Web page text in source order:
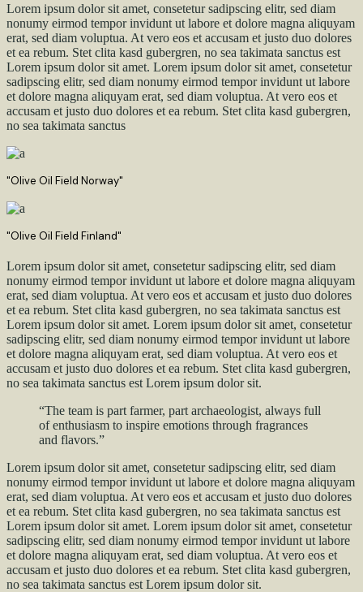
Lorem ipsum dolor sit amet, consetetur sadipscing elitr, sed diam
nonumy eirmod tempor invidunt ut labore et dolore magna aliquyam
erat, sed diam voluptua. At vero eos et accusam et justo duo dolores
et ea rebum. Stet clita kasd gubergren, no sea takimata sanctus est
Lorem ipsum dolor sit amet. Lorem ipsum dolor sit amet, consetetur
sadipscing elitr, sed diam nonumy eirmod tempor invidunt ut labore
et dolore magna aliquyam erat, sed diam voluptua. At vero eos et
accusam et justo duo dolores et ea rebum. Stet clita kasd gubergren,
no sea takimata sanctus
"Olive Oil Field Norway"
"Olive Oil Field Finland"
Lorem ipsum dolor sit amet, consetetur sadipscing elitr, sed diam
nonumy eirmod tempor invidunt ut labore et dolore magna aliquyam
erat, sed diam voluptua. At vero eos et accusam et justo duo dolores
et ea rebum. Stet clita kasd gubergren, no sea takimata sanctus est
Lorem ipsum dolor sit amet. Lorem ipsum dolor sit amet, consetetur
sadipscing elitr, sed diam nonumy eirmod tempor invidunt ut labore
et dolore magna aliquyam erat, sed diam voluptua. At vero eos et
accusam et justo duo dolores et ea rebum. Stet clita kasd gubergren,
no sea takimata sanctus est Lorem ipsum dolor sit.
“The team is part farmer, part archaeologist, always full
of enthusiasm to inspire emotions through fragrances
and flavors.”
Lorem ipsum dolor sit amet, consetetur sadipscing elitr, sed diam
nonumy eirmod tempor invidunt ut labore et dolore magna aliquyam
erat, sed diam voluptua. At vero eos et accusam et justo duo dolores
et ea rebum. Stet clita kasd gubergren, no sea takimata sanctus est
Lorem ipsum dolor sit amet. Lorem ipsum dolor sit amet, consetetur
sadipscing elitr, sed diam nonumy eirmod tempor invidunt ut labore
et dolore magna aliquyam erat, sed diam voluptua. At vero eos et
accusam et justo duo dolores et ea rebum. Stet clita kasd gubergren,
no sea takimata sanctus est Lorem ipsum dolor sit.